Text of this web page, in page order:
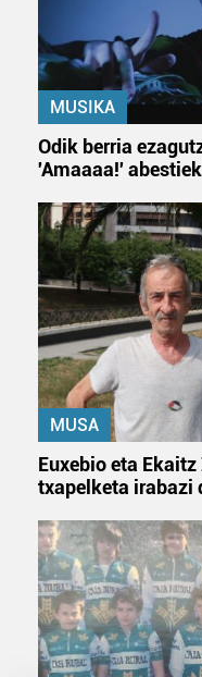
MUSIKA
Odik berria
'Amaaaa!'
MUSA
Euxebio eta
txapelketa irabazi